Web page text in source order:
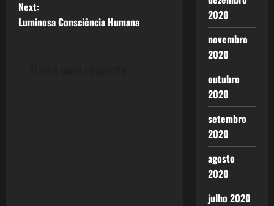
o
s
Next:
Luminosa Consciência Humana
2020
novembro
2020
outubro
2020
setembro
2020
agosto
2020
julho 2020